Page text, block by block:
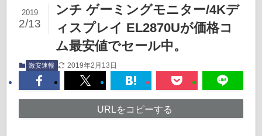
ンチ ゲーミングモニター/4Kデ
ィスプレイ EL2870Uが価格コ
ム最安値でセール中。
2019
2/13
激安速報 2019年2月13日
URLをコピーする